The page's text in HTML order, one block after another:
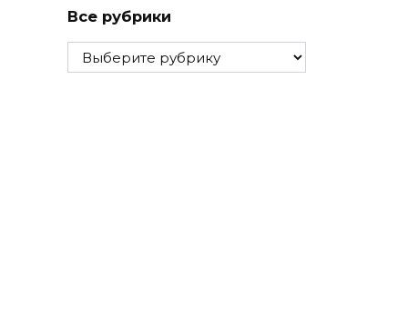
Все рубрики
Все
рубрики